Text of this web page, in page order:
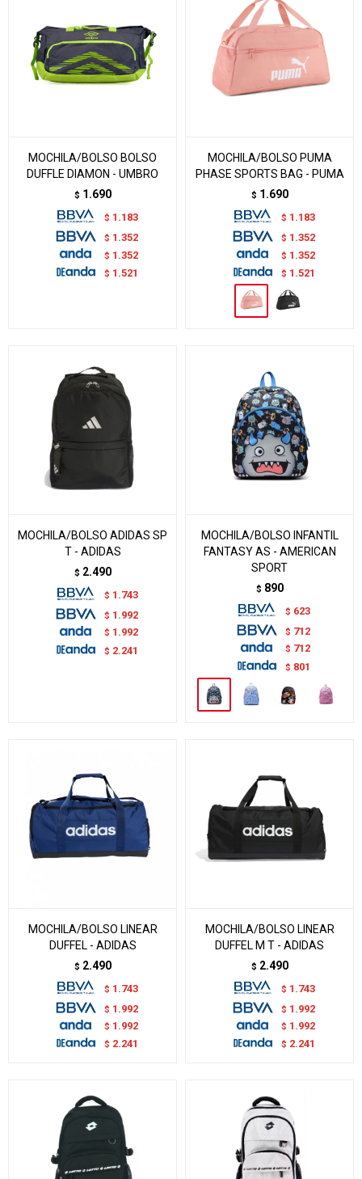
MOCHILA/BOLSO BOLSO
DUFFLE DIAMON - UMBRO
$ 1.690
$ 1.183
$ 1.352
$ 1.352
$ 1.521
MOCHILA/BOLSO PUMA
PHASE SPORTS BAG - PUMA
$ 1.690
$ 1.183
$ 1.352
$ 1.352
$ 1.521
MOCHILA/BOLSO ADIDAS SP
T - ADIDAS
$ 2.490
$ 1.743
$ 1.992
$ 1.992
$ 2.241
MOCHILA/BOLSO INFANTIL
FANTASY AS - AMERICAN
SPORT
$ 890
$ 623
$ 712
$ 712
$ 801
MOCHILA/BOLSO LINEAR
DUFFEL - ADIDAS
$ 2.490
$ 1.743
$ 1.992
$ 1.992
$ 2.241
MOCHILA/BOLSO LINEAR
DUFFEL M T - ADIDAS
$ 2.490
$ 1.743
$ 1.992
$ 1.992
$ 2.241